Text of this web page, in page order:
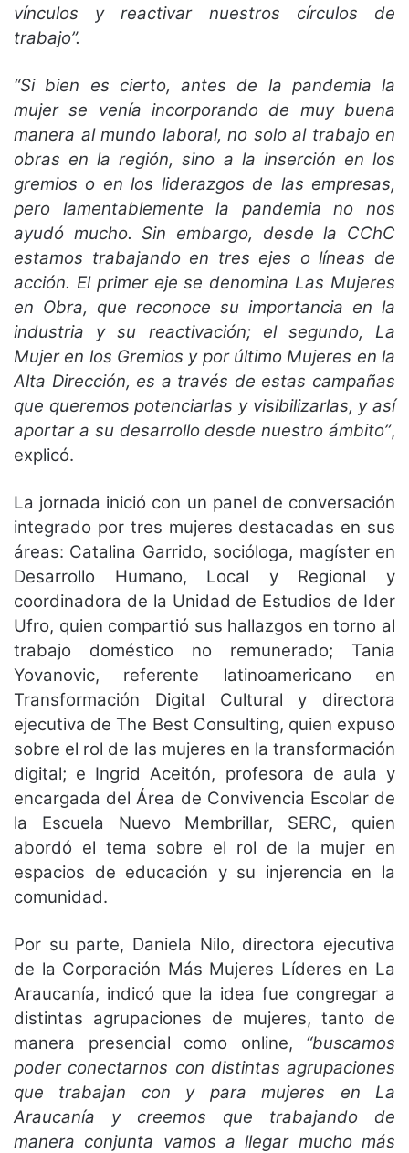
vínculos y reactivar nuestros círculos de
trabajo”.
“Si bien es cierto, antes de la pandemia la
mujer se venía incorporando de muy buena
manera al mundo laboral, no solo al trabajo en
obras en la región, sino a la inserción en los
gremios o en los liderazgos de las empresas,
pero lamentablemente la pandemia no nos
ayudó mucho. Sin embargo, desde la CChC
estamos trabajando en tres ejes o líneas de
acción. El primer eje se denomina Las Mujeres
en Obra, que reconoce su importancia en la
industria y su reactivación; el segundo, La
Mujer en los Gremios y por último Mujeres en la
Alta Dirección, es a través de estas campañas
que queremos potenciarlas y visibilizarlas, y así
aportar a su desarrollo desde nuestro ámbito”,
explicó.
La jornada inició con un panel de conversación
integrado por tres mujeres destacadas en sus
áreas: Catalina Garrido, socióloga, magíster en
Desarrollo Humano, Local y Regional y
coordinadora de la Unidad de Estudios de Ider
Ufro, quien compartió sus hallazgos en torno al
trabajo doméstico no remunerado; Tania
Yovanovic, referente latinoamericano en
Transformación Digital Cultural y directora
ejecutiva de The Best Consulting, quien expuso
sobre el rol de las mujeres en la transformación
digital; e Ingrid Aceitón, profesora de aula y
encargada del Área de Convivencia Escolar de
la Escuela Nuevo Membrillar, SERC, quien
abordó el tema sobre el rol de la mujer en
espacios de educación y su injerencia en la
comunidad.
Por su parte, Daniela Nilo, directora ejecutiva
de la Corporación Más Mujeres Líderes en La
Araucanía, indicó que la idea fue congregar a
distintas agrupaciones de mujeres, tanto de
manera presencial como online, “buscamos
poder conectarnos con distintas agrupaciones
que trabajan con y para mujeres en La
Araucanía y creemos que trabajando de
manera conjunta vamos a llegar mucho más